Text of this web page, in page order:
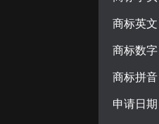
商标英文
商标数字
商标拼音
申请日期